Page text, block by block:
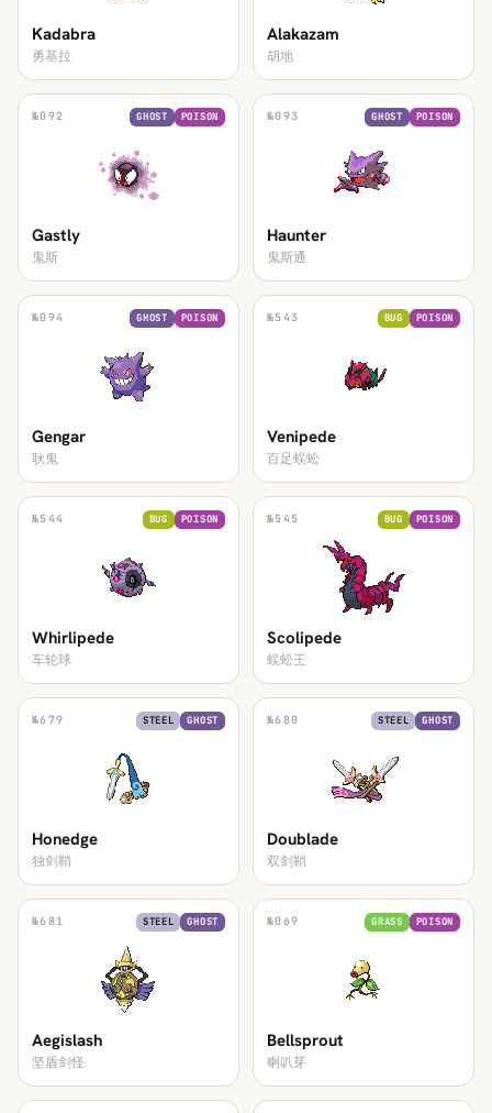
Kadabra
勇基拉
Alakazam
胡地
№092 GHOST POISON
Gastly
鬼斯
№093 GHOST POISON
Haunter
鬼斯通
№094 GHOST POISON
Gengar
耿鬼
№543 BUG POISON
Venipede
百足蜈蚣
№544 BUG POISON
Whirlipede
车轮球
№545 BUG POISON
Scolipede
蜈蚣王
№679 STEEL GHOST
Honedge
独剑鞘
№680 STEEL GHOST
Doublade
双剑鞘
№681 STEEL GHOST
Aegislash
坚盾剑怪
№069 GRASS POISON
Bellsprout
喇叭芽